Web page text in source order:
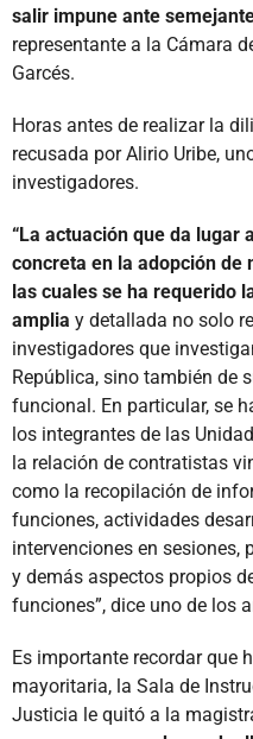
salir impune ante
representante a la Cámara
Garcés.
Horas antes de realizar la
recusada por Alirio Uribe,
investigadores.
“La actuación que da lugar
concreta en la adopción
las cuales se ha requerido
amplia y detallada no solo
investigadores que
República, sino también de
funcional. En particular, se
los integrantes de las
la relación de contratistas
como la recopilación de
funciones, actividades
intervenciones en sesiones,
y demás aspectos propios
funciones”, dice uno de los
Es importante recordar que
mayoritaria, la Sala de
Justicia le quitó a la